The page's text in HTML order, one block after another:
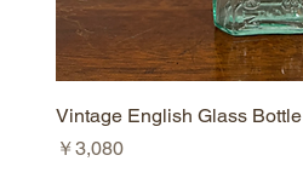
Vintage English Glass Bottle
価格
￥3,080